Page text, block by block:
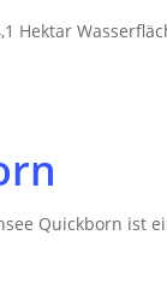
Hektar
Quickborn